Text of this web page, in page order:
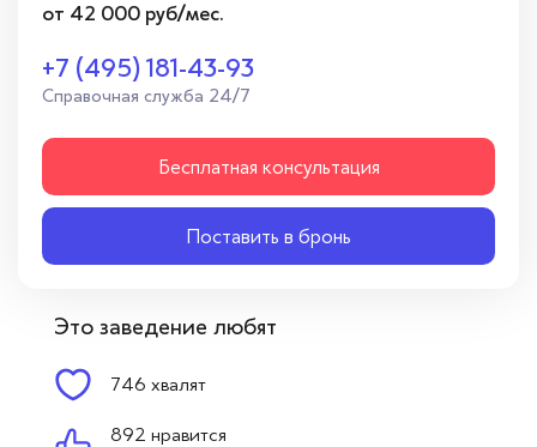
от 42 000 руб/мес.
+7 (495) 181-43-93
Справочная служба 24/7
Бесплатная консультация
Поставить в бронь
Это заведение любят
746 хвалят
892 нравится